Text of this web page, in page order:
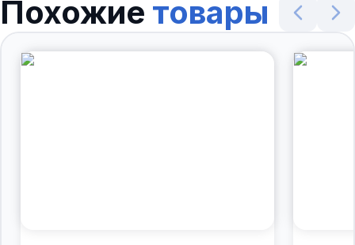
Похожие товары